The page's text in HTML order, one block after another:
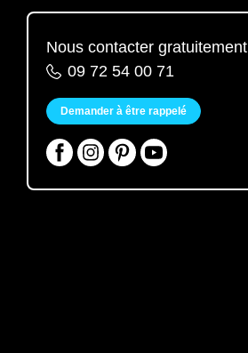
Nous contacter gratuitement
09 72 54 00 71
Demander à être rappelé